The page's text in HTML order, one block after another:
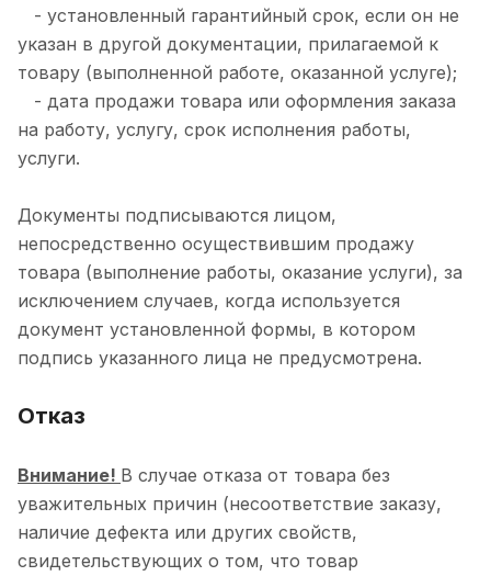
- установленный гарантийный срок, если он не
указан в другой документации, прилагаемой к
товару (выполненной работе, оказанной услуге);
- дата продажи товара или оформления заказа
на работу, услугу, срок исполнения работы,
услуги.
Документы подписываются лицом,
непосредственно осуществившим продажу
товара (выполнение работы, оказание услуги), за
исключением случаев, когда используется
документ установленной формы, в котором
подпись указанного лица не предусмотрена.
Отказ
Внимание! В случае отказа от товара без
уважительных причин (несоответствие заказу,
наличие дефекта или других свойств,
свидетельствующих о том, что товар